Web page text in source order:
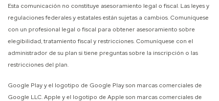
Esta comunicación no constituye asesoramiento legal o fiscal. Las leyes y
regulaciones federales y estatales están sujetas a cambios. Comuníquese
con un profesional legal o fiscal para obtener asesoramiento sobre
elegibilidad, tratamiento fiscal y restricciones. Comuníquese con el
administrador de su plan si tiene preguntas sobre la inscripción o las
restricciones del plan.
Google Play y el logotipo de Google Play son marcas comerciales de
Google LLC. Apple y el logotipo de Apple son marcas comerciales de